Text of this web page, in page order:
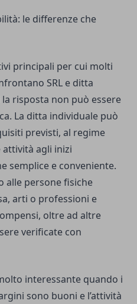
le differenze che
principali per cui molti
SRL e ditta
risposta non può essere
La ditta individuale può
previsti, al regime
agli inizi
semplice e conveniente.
alle persone fisiche
arti o professioni e
oltre ad altre
verificate con
interessante quando i
sono buoni e l’attività